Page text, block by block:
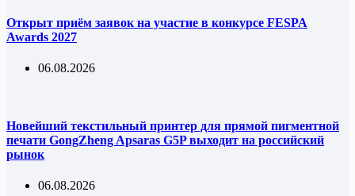
Открыт приём заявок на участие в конкурсе FESPA
Awards 2027
06.08.2026
Новейший текстильный принтер для прямой пигментной
печати GongZheng Apsaras G5P выходит на российский
рынок
06.08.2026